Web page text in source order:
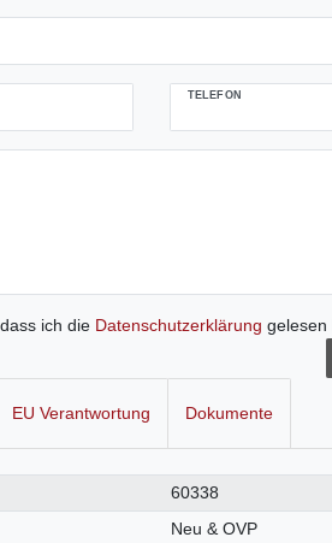
TELEFON
ich die Daten­schutz­erklärung gelesen
EU Verantwortung Dokumente
60338
Neu & OVP